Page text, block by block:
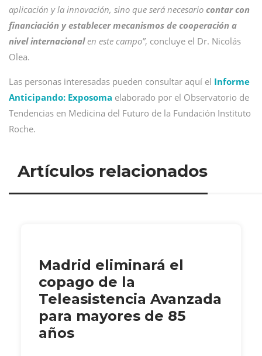
aplicación y la innovación, sino que será necesario contar con
financiación y establecer mecanismos de cooperación a
nivel internacionalen este campo”, concluye el Dr. Nicolás
Olea.
Las personas interesadas pueden consultar aquí el Informe
Anticipando: Exposoma elaborado por el Observatorio de
Tendencias en Medicina del Futuro de la Fundación Instituto
Roche.
Artículos relacionados
Madrid eliminará el
copago de la
Teleasistencia Avanzada
para mayores de 85
años